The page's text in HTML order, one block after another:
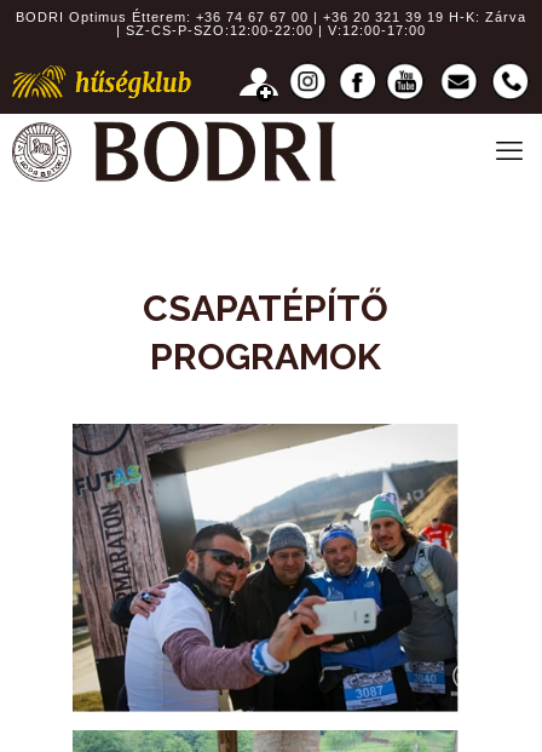
BODRI Optimus Étterem: +36 74 67 67 00 | +36 20 321 39 19 H-K: Zárva
| SZ-CS-P-SZO:12:00-22:00 | V:12:00-17:00
CSAPATÉPÍTŐ
PROGRAMOK